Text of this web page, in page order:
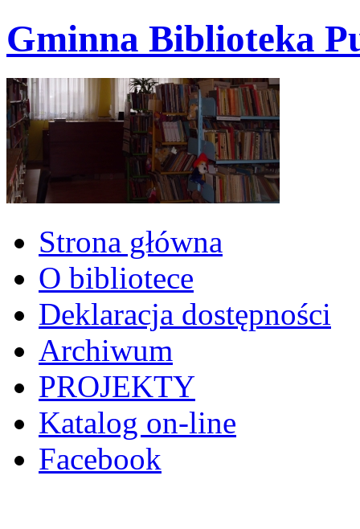
Gminna Biblioteka
Strona główna
O bibliotece
Deklaracja dostępności
Archiwum
PROJEKTY
Katalog on-line
Facebook